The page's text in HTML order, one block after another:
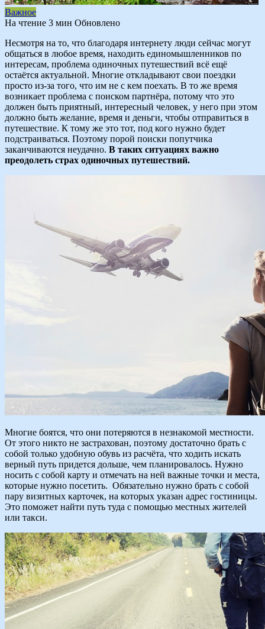
Важное
На чтение 3 мин Обновлено
Несмотря на то, что благодаря интернету люди сейчас могут
общаться в любое время, находить единомышленников по
интересам, проблема одиночных путешествий всё ещё
остаётся актуальной. Многие откладывают свои поездки
просто из-за того, что им не с кем поехать. В то же время
возникает проблема с поиском партнёра, потому что это
должен быть приятный, интересный человек, у него при этом
должно быть желание, время и деньги, чтобы отправиться в
путешествие. К тому же это тот, под кого нужно будет
подстраиваться. Поэтому порой поиски попутчика
заканчиваются неудачно. В таких ситуациях важно
преодолеть страх одиночных путешествий.
Многие боятся, что они потеряются в незнакомой местности.
От этого никто не застрахован, поэтому достаточно брать с
собой только удобную обувь из расчёта, что ходить искать
верный путь придется дольше, чем планировалось. Нужно
носить с собой карту и отмечать на ней важные точки и места,
которые нужно посетить. Обязательно нужно брать с собой
пару визитных карточек, на которых указан адрес гостиницы.
Это поможет найти путь туда с помощью местных жителей
или такси.